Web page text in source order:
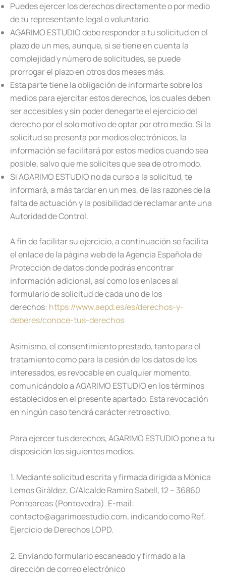
Puedes ejercer los derechos directamente o por medio
de tu representante legal o voluntario.
AGARIMO ESTUDIO debe responder a tu solicitud en el
plazo de un mes, aunque, si se tiene en cuenta la
complejidad y número de solicitudes, se puede
prorrogar el plazo en otros dos meses más.
Esta parte tiene la obligación de informarte sobre los
medios para ejercitar estos derechos, los cuales deben
ser accesibles y sin poder denegarte el ejercicio del
derecho por el solo motivo de optar por otro medio. Si la
solicitud se presenta por medios electrónicos, la
información se facilitará por estos medios cuando sea
posible, salvo que me solicites que sea de otro modo.
Si AGARIMO ESTUDIO no da curso a la solicitud, te
informará, a más tardar en un mes, de las razones de la
falta de actuación y la posibilidad de reclamar ante una
Autoridad de Control.
A fin de facilitar su ejercicio, a continuación se facilita
el enlace de la página web de la Agencia Española de
Protección de datos donde podrás encontrar
información adicional, así como los enlaces al
formulario de solicitud de cada uno de los
derechos: https://www.aepd.es/es/derechos-y-
deberes/conoce-tus-derechos
Asimismo, el consentimiento prestado, tanto para el
tratamiento como para la cesión de los datos de los
interesados, es revocable en cualquier momento,
comunicándolo a AGARIMO ESTUDIO en los términos
establecidos en el presente apartado. Esta revocación
en ningún caso tendrá carácter retroactivo.
Para ejercer tus derechos, AGARIMO ESTUDIO pone a tu
disposición los siguientes medios:
1. Mediante solicitud escrita y firmada dirigida a Mónica
Lemos Giráldez, C/Alcalde Ramiro Sabell, 12 – 36860
Ponteareas (Pontevedra). E-mail:
contacto@agarimoestudio.com, indicando como Ref.
Ejercicio de Derechos LOPD.
2. Enviando formulario escaneado y firmado a la
dirección de correo electrónico